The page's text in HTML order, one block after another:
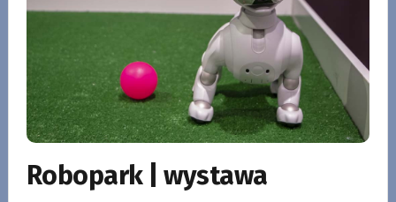
Robopark | wystawa